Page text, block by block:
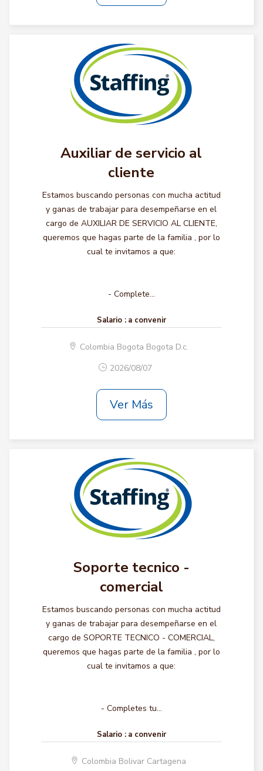
Auxiliar de servicio al
cliente
Estamos buscando personas con mucha actitud
y ganas de trabajar para desempeñarse en el
cargo de AUXILIAR DE SERVICIO AL CLIENTE,
queremos que hagas parte de la familia , por lo
cual te invitamos a que:
- Complete...
Salario : a convenir
Colombia Bogota Bogota D.c.
2026/08/07
Ver Más
Soporte tecnico -
comercial
Estamos buscando personas con mucha actitud
y ganas de trabajar para desempeñarse en el
cargo de SOPORTE TECNICO - COMERCIAL,
queremos que hagas parte de la familia , por lo
cual te invitamos a que:
- Completes tu...
Salario : a convenir
Colombia Bolivar Cartagena